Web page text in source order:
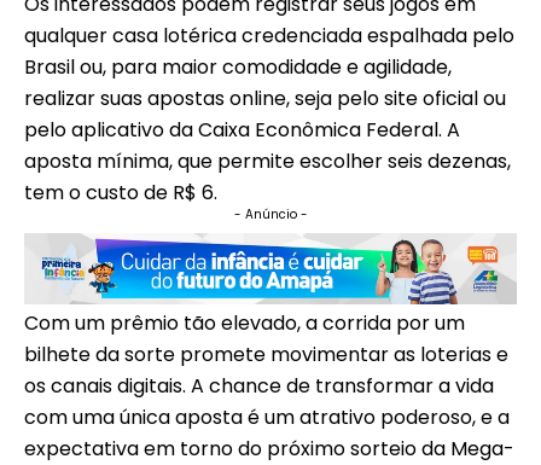
qualquer casa lotérica credenciada espalhada pelo
Brasil ou, para maior comodidade e agilidade,
realizar suas apostas online, seja pelo site oficial ou
pelo aplicativo da Caixa Econômica Federal. A
aposta mínima, que permite escolher seis dezenas,
tem o custo de R$ 6.
- Anúncio -
Com um prêmio tão elevado, a corrida por um
bilhete da sorte promete movimentar as loterias e
os canais digitais. A chance de transformar a vida
com uma única aposta é um atrativo poderoso, e a
expectativa em torno do próximo sorteio da Mega-